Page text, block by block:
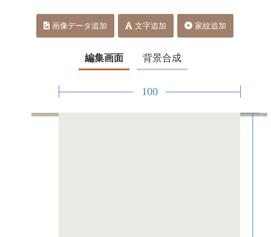
画像データ追加 文字追加 家紋追加
編集画面 背景合成